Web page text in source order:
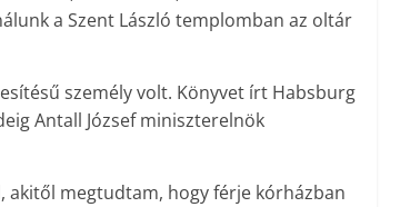
a Szent László templomban az oltár
személy volt. Könyvet írt Habsburg
Antall József miniszterelnök
akitől megtudtam, hogy férje kórházban